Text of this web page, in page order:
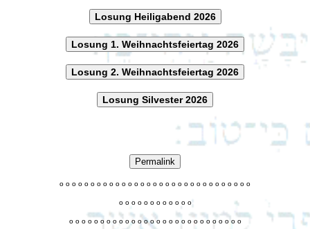
Losung Heiligabend 2026
Losung 1. Weihnachtsfeiertag 2026
Losung 2. Weihnachtsfeiertag 2026
Losung Silvester 2026
Permalink
o o o o o o o o o o o o o o o o o o o o o o o o o o o o o o o
o o o o o o o o o o o o
o o o o o o o o o o o o o o o o o o o o o o o o o o o o